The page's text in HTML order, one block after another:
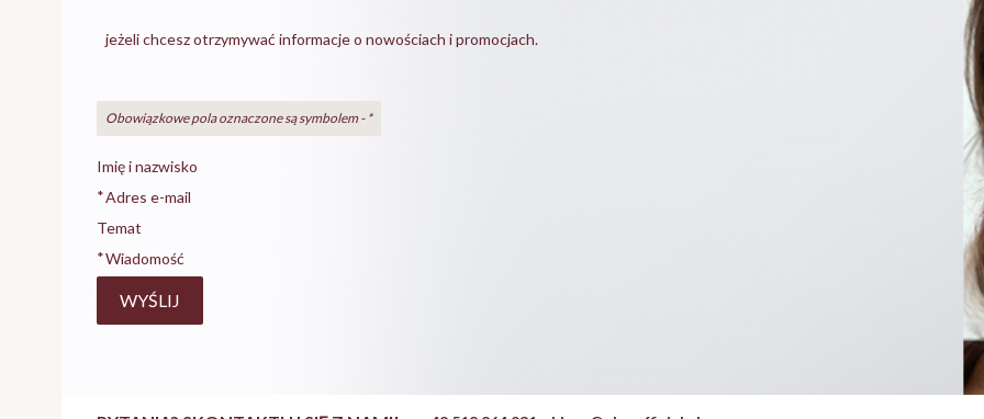
jeżeli chcesz otrzymywać informacje o nowościach i promocjach.
Obowiązkowe pola oznaczone są symbolem - *
Imię i nazwisko
*Adres e-mail
Temat
*Wiadomość
WYŚLIJ